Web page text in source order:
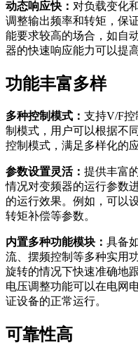
动态响应快： 对负载变化
调整输出频率和转矩，保
能要求较高的场合，如自
器的快速响应能力可以提
功能丰富多样
多种控制模式： 支持V/F
制模式，用户可以根据不
控制模式，满足多样化的
参数设置灵活： 提供丰富
情况对变频器的运行参数
的运行效果。例如，可以
转矩补偿等参数。
内置多种功能模块： 具备
流、摆频控制等多种实用
旋转的情况下快速准确地
电压调整功能可以在电网
证设备的正常运行。
可靠性高